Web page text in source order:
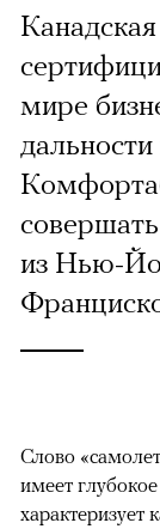
мире
из Нью-
Слово
имеет
характеризует